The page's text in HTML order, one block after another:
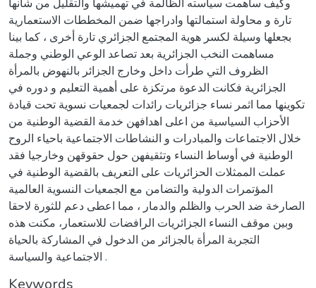
وكيف ساهمت سياسته الظالمة في تهميشها والتقليل من شأنها
تارة و محاولة استمالتها وادراجها ضمن المخططات الاستعمارية
بجعلها وسيلة لكسر هوية المجتمع الجزائري تارة أخرى ، كما بينا
مساهمت النخب الجزائرية بعد تصاعد الوعي الوطني وجملة
الظروف التي طرأت داخل وخارج الجزائر بالنهوض بالمرأة
الجزائرية فكانت الدعوة مرتكزة على أهمية التعليم و دوره في
تكوينها مما اثمر نساء جزائريات رائدات لجمعيات نسوية تحت قيادة
الأحزاب السياسية من اعلى اهدافهن خدمة القضية الوطنية من
خلال الاجتماعات والمبادرات و النشاطات الاجتماعية باحياء الروح
الوطنية في أوساط النساء وتثقيفهن حول حقوقهن وخارجيا فقد
عملت الممثلات الحزائريات على التعريف بالقضية الوطنية في
المؤتمرات الدولية والتضامن مع الجمعيات النسوية العالمية
الصارخة ضد الحرب والظلم والدمار ، مما اعطى دعم للثورة لاحقا
وبين موقف النساء الجزائريات الرافضات للاستعمار، مكنت هذه
التجربة المرأة بالجزائر من الدخول في المشاركة بالحياة
الاجتماعية والسياسة .
Keywords